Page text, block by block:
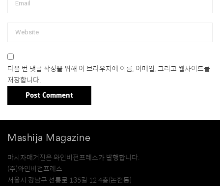
다음 번 댓글 작성을 위해 이 브라우저에 이름, 이메일, 그리고 웹사이트를
저장합니다.
Mashija Magazine
마시자매거진은 와인비전프레스가 발행합니다.
(주)와인비전프레스
서울시 강남구 선릉로 135길 12 4층(논현동)